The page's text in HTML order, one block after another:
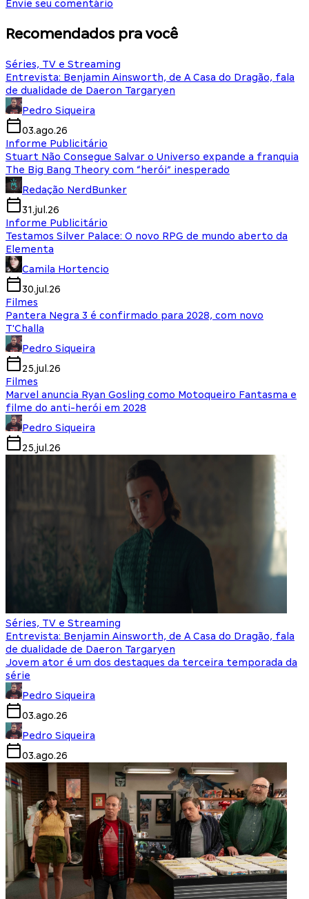
Envie seu comentário
Recomendados pra você
Séries, TV e Streaming
Entrevista: Benjamin Ainsworth, de A Casa do Dragão, fala
de dualidade de Daeron Targaryen
Pedro Siqueira
03.ago.26
Informe Publicitário
Stuart Não Consegue Salvar o Universo expande a franquia
The Big Bang Theory com “herói” inesperado
Redação NerdBunker
31.jul.26
Informe Publicitário
Testamos Silver Palace: O novo RPG de mundo aberto da
Elementa
Camila Hortencio
30.jul.26
Filmes
Pantera Negra 3 é confirmado para 2028, com novo
T'Challa
Pedro Siqueira
25.jul.26
Filmes
Marvel anuncia Ryan Gosling como Motoqueiro Fantasma e
filme do anti-herói em 2028
Pedro Siqueira
25.jul.26
Séries, TV e Streaming
Entrevista: Benjamin Ainsworth, de A Casa do Dragão, fala
de dualidade de Daeron Targaryen
Jovem ator é um dos destaques da terceira temporada da
série
Pedro Siqueira
03.ago.26
Pedro Siqueira
03.ago.26